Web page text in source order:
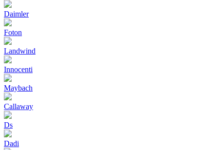
Daimler
Foton
Landwind
Innocenti
Maybach
Callaway
Ds
Dadi